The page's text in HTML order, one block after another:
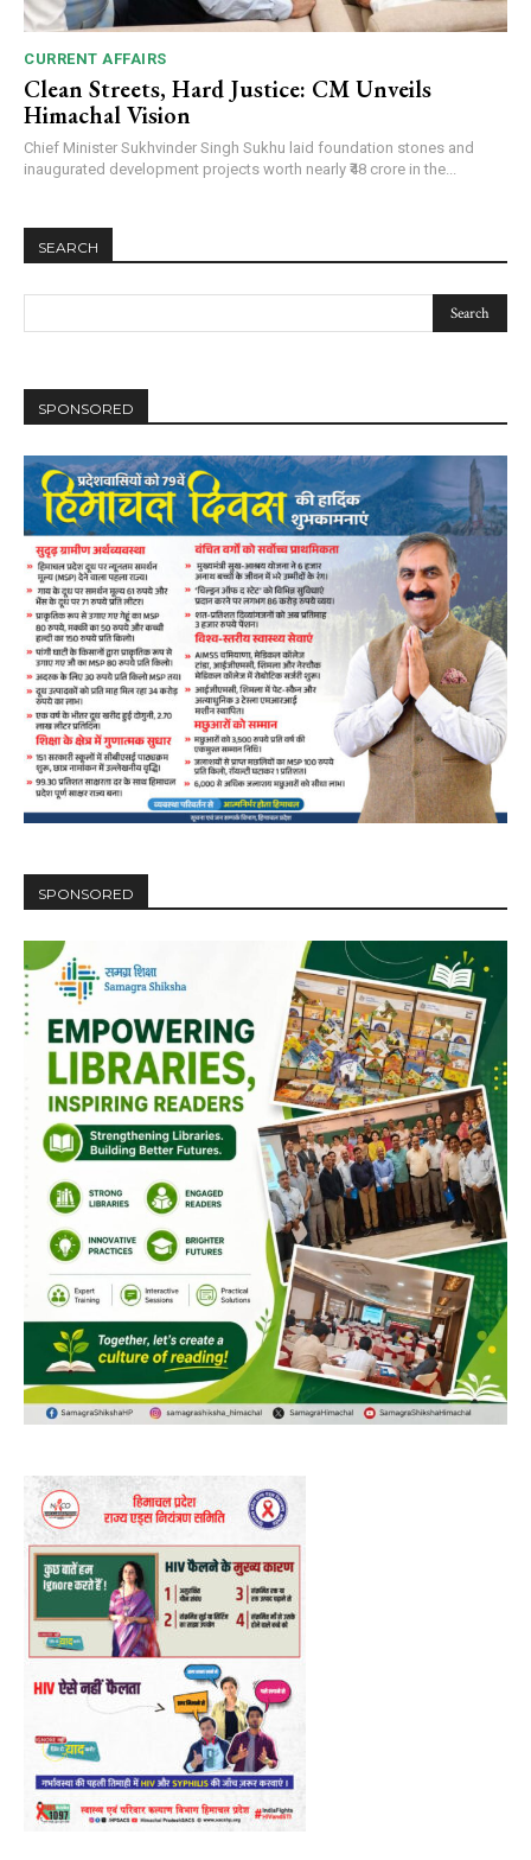
CURRENT AFFAIRS
Clean Streets, Hard Justice: CM Unveils
Himachal Vision
Chief Minister Sukhvinder Singh Sukhu laid foundation stones and
inaugurated development projects worth nearly ₹48 crore in the...
SEARCH
SPONSORED
SPONSORED